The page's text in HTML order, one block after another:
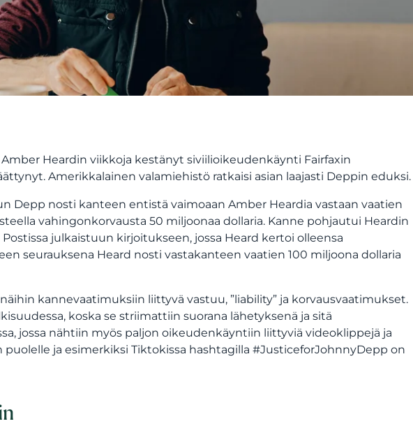
Heardin viikkoja kestänyt siviilioikeudenkäynti Fairfaxin
Amerikkalainen valamiehistö ratkaisi asian laajasti Deppin eduksi.
Depp nosti kanteen entistä vaimoaan Amber Heardia vastaan vaatien
vahingonkorvausta 50 miljoonaa dollaria. Kanne pohjautui Heardin
julkaistuun kirjoitukseen, jossa Heard kertoi olleensa
seurauksena Heard nosti vastakanteen vaatien 100 miljoona dollaria
kannevaatimuksiin liittyvä vastuu, ”liability” ja korvausvaatimukset.
koska se striimattiin suorana lähetyksenä ja sitä
jossa nähtiin myös paljon oikeudenkäyntiin liittyviä videoklippejä ja
ja esimerkiksi Tiktokissa hashtagilla #JusticeforJohnnyDepp on